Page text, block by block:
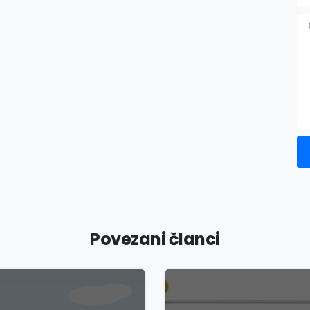
Povezani članci